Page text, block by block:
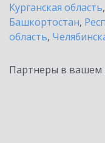
Курганская область,
Башкортостан,
область,
Партнеры в вашем